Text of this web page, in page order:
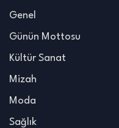
Genel
Günün Mottosu
Kültür Sanat
Mizah
Moda
Sağlık